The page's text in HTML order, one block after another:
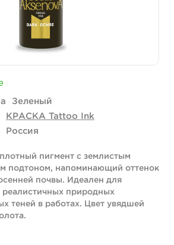
Зеленый
КРАСКА Tattoo Ink
Россия
пигмент с землистым
подтоном, напоминающий оттенок
почвы. Идеален для
реалистичных природных
теней в работах. Цвет увядшей